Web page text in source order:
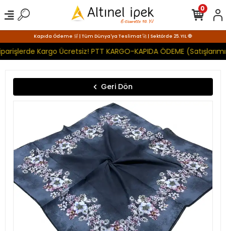
Kapıda Ödeme 🛒 | Tüm Dünya'ya Teslimat 🚀 | Sektörde 25. YIL 🧿
Kargo Ücretsiz! PTT KARGO-KAPIDA ÖDEME
0
Geri Dön